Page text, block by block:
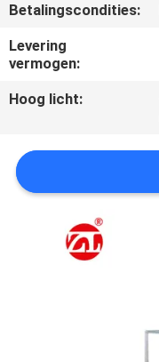
CITAAT
SHOW
SITEMAP
PRIVACY
POLICY
Betalingscondities:
Levering
vermogen:
Hoog licht: